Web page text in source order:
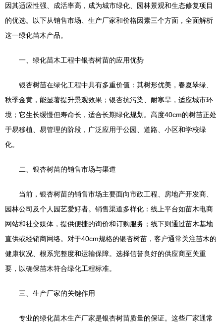
因其适应性强、成活率高，成为城市绿化、园林景观和生态修复项目
的优选。以下从销售市场、生产厂家和价格因素三个方面，全面解析
这一绿化苗木产品。
一、绿化苗木工程中银杏树苗的应用优势
银杏树苗在绿化工程中具有多重价值：其树形优美，春夏翠绿、
秋季金黄，能显著提升景观效果；银杏抗污染、耐寒旱，适应城市环
境；它生长缓慢但寿命长，适合长期绿化规划。高度40cm的树苗正处
于易移植、易管理的阶段，广泛应用于公园、道路、小区和学校绿
化。
二、银杏树苗的销售市场与渠道
当前，银杏树苗的销售市场主要面向市政工程、房地产开发商、
园林公司及个人园艺爱好者。销售渠道多样化：线上平台如苗木电商
网站和社交媒体，提供便捷的询价和订购服务；线下则通过苗木基地
直供或经销商网络。对于40cm规格的银杏树苗，客户通常关注苗木的
健康状况、根系完整度和运输保障。选择信誉良好的供应商至关重
要，以确保苗木符合绿化工程标准。
三、生产厂家的关键作用
专业的绿化苗木生产厂家是银杏树苗质量的保证。这些厂家通常